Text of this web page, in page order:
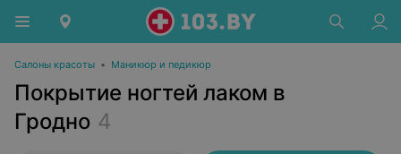
Салоны красоты • Маникюр и педикюр
Покрытие ногтей лаком в
Гродно 4